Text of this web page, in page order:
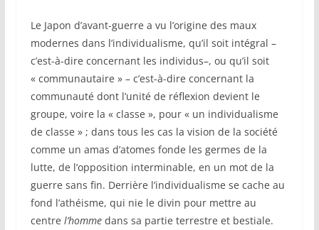
Le Japon d’avant-guerre a vu l’origine des maux
modernes dans l’individualisme, qu’il soit intégral –
c’est-à-dire concernant les individus–, ou qu’il soit
« communautaire » – c’est-à-dire concernant la
communauté dont l’unité de réflexion devient le
groupe, voire la « classe », pour « un individualisme
de classe » ; dans tous les cas la vision de la société
comme un amas d’atomes fonde les germes de la
lutte, de l’opposition interminable, en un mot de la
guerre sans fin. Derrière l’individualisme se cache au
fond l’athéisme, qui nie le divin pour mettre au
centre l’hommedans sa partie terrestre et bestiale.